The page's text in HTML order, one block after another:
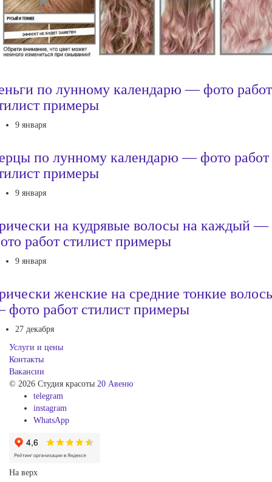
по лунному календарю — фото работ
примеры
9 января
по лунному календарю — фото работ
примеры
9 января
на кудрявые волосы на каждый —
работ стилист примеры
9 января
женские на средние тонкие
работ стилист примеры
27 декабря
Услуги и цены
Контакты
Вакансии
© 2026 Студия красоты 20 Авеню
telegram
instagram
WhatsApp
На верх